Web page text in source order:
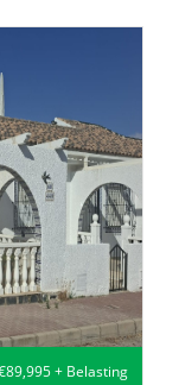
€135,000 + Belasting